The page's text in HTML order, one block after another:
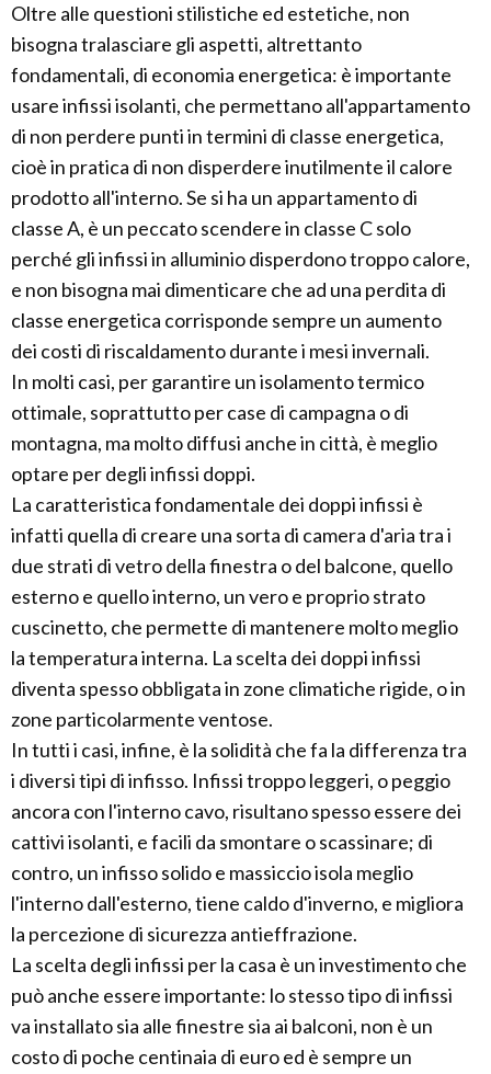
Oltre alle questioni stilistiche ed estetiche, non
bisogna tralasciare gli aspetti, altrettanto
fondamentali, di economia energetica: è importante
usare infissi isolanti, che permettano all'appartamento
di non perdere punti in termini di classe energetica,
cioè in pratica di non disperdere inutilmente il calore
prodotto all'interno. Se si ha un appartamento di
classe A, è un peccato scendere in classe C solo
perché gli infissi in alluminio disperdono troppo calore,
e non bisogna mai dimenticare che ad una perdita di
classe energetica corrisponde sempre un aumento
dei costi di riscaldamento durante i mesi invernali.
In molti casi, per garantire un isolamento termico
ottimale, soprattutto per case di campagna o di
montagna, ma molto diffusi anche in città, è meglio
optare per degli infissi doppi.
La caratteristica fondamentale dei doppi infissi è
infatti quella di creare una sorta di camera d'aria tra i
due strati di vetro della finestra o del balcone, quello
esterno e quello interno, un vero e proprio strato
cuscinetto, che permette di mantenere molto meglio
la temperatura interna. La scelta dei doppi infissi
diventa spesso obbligata in zone climatiche rigide, o in
zone particolarmente ventose.
In tutti i casi, infine, è la solidità che fa la differenza tra
i diversi tipi di infisso. Infissi troppo leggeri, o peggio
ancora con l'interno cavo, risultano spesso essere dei
cattivi isolanti, e facili da smontare o scassinare; di
contro, un infisso solido e massiccio isola meglio
l'interno dall'esterno, tiene caldo d'inverno, e migliora
la percezione di sicurezza antieffrazione.
La scelta degli infissi per la casa è un investimento che
può anche essere importante: lo stesso tipo di infissi
va installato sia alle finestre sia ai balconi, non è un
costo di poche centinaia di euro ed è sempre un